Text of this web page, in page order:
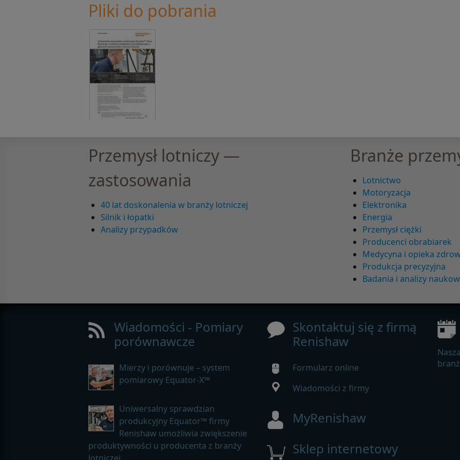
Pliki do pobrania
Przemysł lotniczy —
zastosowania
40 lat doskonalenia w branży lotniczej
Silnik i łopatki
Analizy przypadków
Branże
Lotnictwo
Motoryzacja
Elektronika
Energia
Przemysł ciężki
Producenci obrabiarek
Medycyna i opieka
Produkcja precyzyjna
Badania i analizy
Wiadomości - Pomiary
porównawcze
Mierzy i porównuje – system
pomiarowy Equator-X™
Uniwersalny sprawdzian
produkcyjny Equator™ firmy
Renishaw umożliwia zwiększenie
produktywności u producenta z branży
Skontaktuj się z firmą
Renishaw
Formularz online
Wiadomości z firmy
MyRenishaw
Sklep internetowy